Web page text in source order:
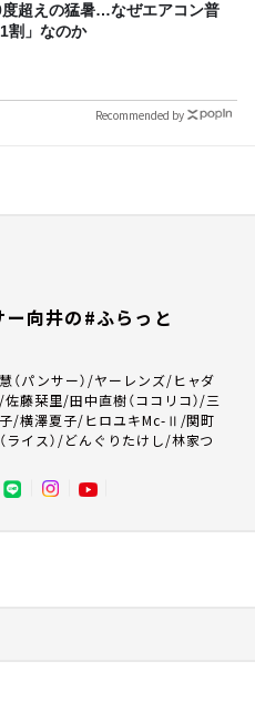
超えの猛暑…なぜエアコン普
割」なのか
Recommended by
ー向井の#ふらっと
（パンサー）/ヤーレンズ/ヒャダ
藤栞里/田中直樹（ココリコ）/三
/横澤夏子/ヒロユキMc-Ⅱ/関町
ライス）/どんぐりたけし/林家つ